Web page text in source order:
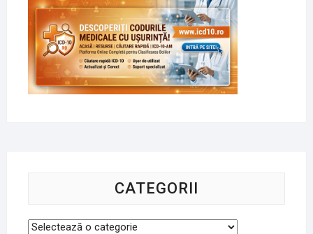
CATEGORII
Categorii